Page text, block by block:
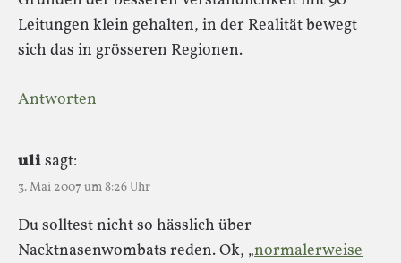
Leitungen klein gehalten, in der Realität bewegt
sich das in grösseren Regionen.
Antworten
ulisagt:
3. Mai 2007 um 8:26 Uhr
Du solltest nicht so hässlich über
Nacktnasenwombats reden. Ok, „normalerweise